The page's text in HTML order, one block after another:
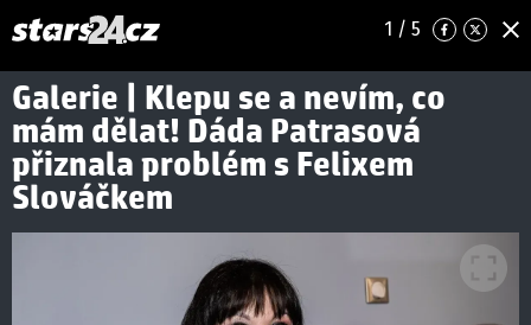
1 / 5
Galerie | Klepu se a nevím, co
mám dělat! Dáda Patrasová
přiznala problém s Felixem
Slováčkem